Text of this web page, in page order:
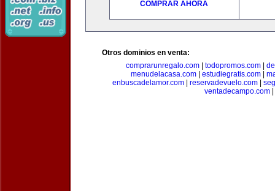
COMPRAR AHORA
Otros dominios en venta:
comprarunregalo.com| todopromos.com|
menudelacasa.com
estudiegratis.com
enbuscadelamor.com
reservadevuelo.com
ventadecampo.com|